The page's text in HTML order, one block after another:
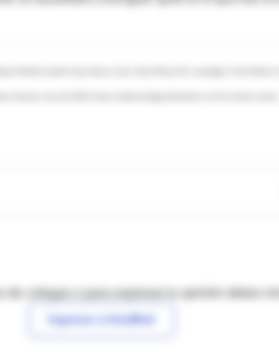
de colegas o para expresar tu opinión debes
Ingresar a IntraMed